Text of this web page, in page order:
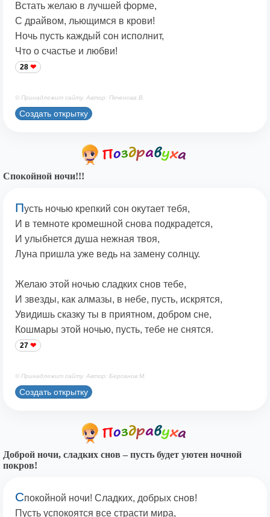
Встать желаю в лучшей форме,
С драйвом, льющимся в крови!
Ночь пусть каждый сон исполнит,
Что о счастье и любви!
28
© Принадлежит сайту. Автор: Печенова В.
Создать открытку
Спокойной ночи!!!
Пусть ночью крепкий сон окутает тебя,
И в темноте кромешной снова подкрадется,
И улыбнется душа нежная твоя,
Луна пришла уже ведь на замену солнцу.
Желаю этой ночью сладких снов тебе,
И звезды, как алмазы, в небе, пусть, искрятся,
Увидишь сказку ты в приятном, добром сне,
Кошмары этой ночью, пусть, тебе не снятся.
27
© Принадлежит сайту. Автор: Берсанов М.
Создать открытку
Доброй ночи, сладких снов – пусть будет уютен ночной
покров!
Спокойной ночи! Сладких, добрых снов!
Пусть успокоятся все страсти мира,